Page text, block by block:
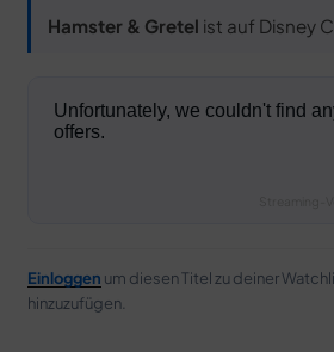
MEIN HQ
50
Hamster & Gretel ist auf Disney
Einloggen um diesen Titel zu deiner
hinzuzufügen.